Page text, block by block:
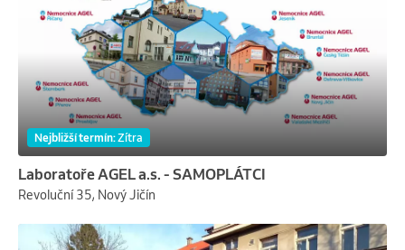
Nejbližší termín: Zítra
Laboratoře AGEL a.s. - SAMOPLÁTCI
Revoluční 35, Nový Jičín